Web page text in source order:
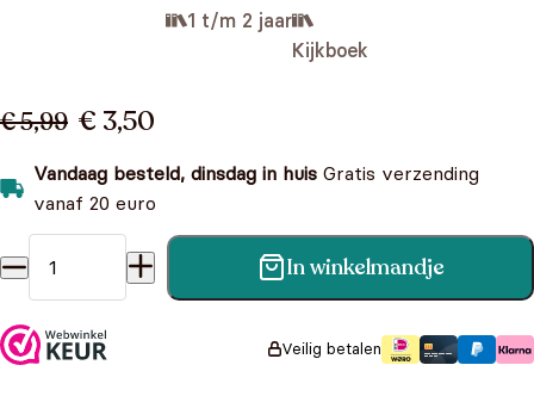
1 t/m 2 jaar
Kijkboek
€ 5,99 € 3,50
Vandaag besteld, dinsdag in huis Gratis verzending
vanaf 20 euro
Mijn Beeldenwoordenboek Koffertje aantal
In winkelmandje
Veilig betalen